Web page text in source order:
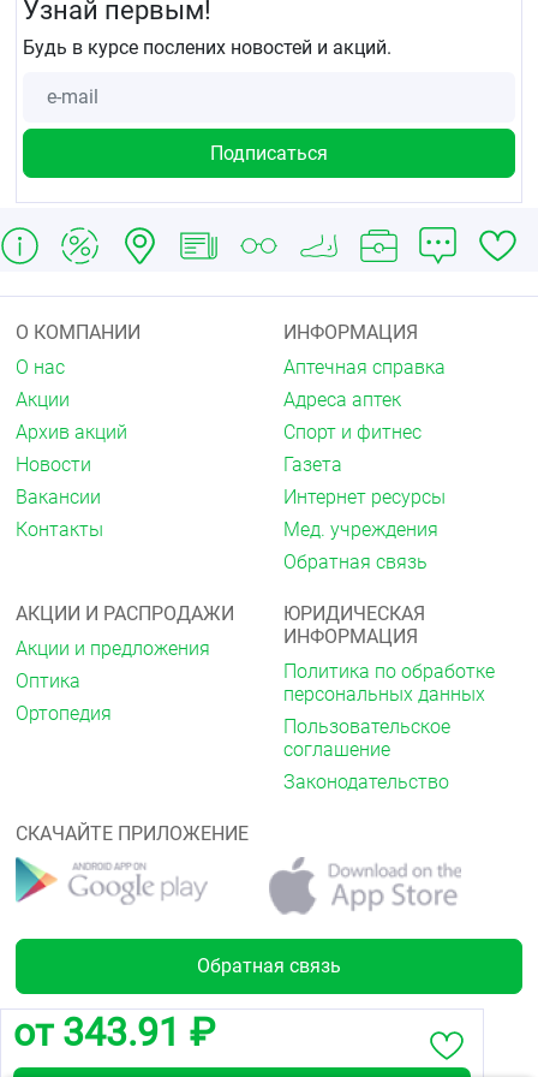
от 343.91 ₽
Узнай первым!
Будь в курсе послених новостей и акций.
О КОМПАНИИ
О нас
Акции
Архив акций
Новости
Вакансии
Контакты
ИНФОРМАЦИЯ
Аптечная справка
Адреса аптек
Спорт и фитнес
Газета
Интернет ресурсы
Мед. учреждения
Обратная связь
АКЦИИ И РАСПРОДАЖИ
Акции и предложения
Оптика
Ортопедия
ЮРИДИЧЕСКАЯ
ИНФОРМАЦИЯ
Политика по обработке
персональных данных
Пользовательское
соглашение
Законодательство
СКАЧАЙТЕ ПРИЛОЖЕНИЕ
Обратная связь